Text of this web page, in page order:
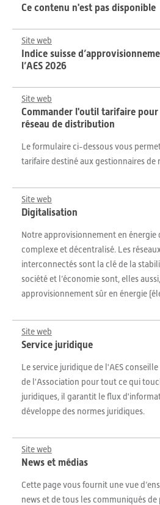
Ce contenu n'est pas disponible
Site web
Indice suisse
l’AES 2026
Site web
Commander l'outil tarifaire
réseau de distribution
Le formulaire ci-dessous vous
tarifaire destiné aux gestionnaires de
Site web
Digitalisation
Notre approvisionnement en
complexe et décentralisé. Les
interconnectés sont la clé de la
société et l’économie sont, elles
approvisionnement sûr en énergie
Site web
Service juridique
Le service juridique de l'AES
de l'Association pour tout ce qui
juridiques, il garantit le flux
développe des normes juridiques.
Site web
News et médias
Cette page vous fournit une vue
news et de tous les communiqués de